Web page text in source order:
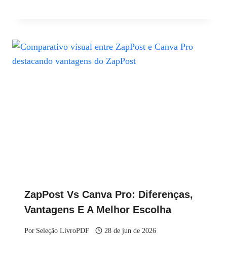
ZapPost Vs Canva Pro: Diferenças,
Vantagens E A Melhor Escolha
Por Seleção LivroPDF 28 de jun de 2026